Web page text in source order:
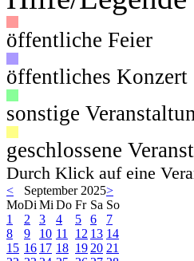
öffentliche Feier
öffentliches Konzert
sonstige
geschlossene
Durch Klick auf eine
< September 2025>
MoDi Mi Do Fr Sa So
1
2 3 4 5 6
7
8
9 10 11 12 13 14
15 16 17 18 19 20 21